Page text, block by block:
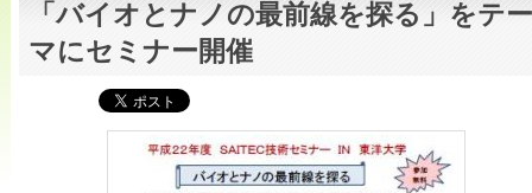
「バイオとナノの最前線を探る」をテー
マにセミナー開催